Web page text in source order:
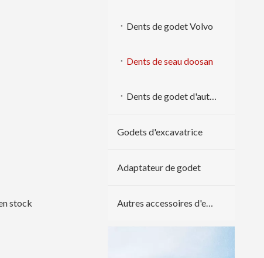
stock
Dents de godet Volvo
Dents de seau doosan
Dents de godet d'autres marques
Godets d'excavatrice
Adaptateur de godet
Autres accessoires d'excavatrice